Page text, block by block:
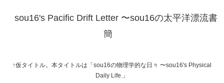
sou16's Pacific Drift Letter 〜sou16の太平洋漂流書
簡
↑仮タイトル。本タイトルは「sou16の物理学的な日々 〜sou16's Physical
Daily Life.」